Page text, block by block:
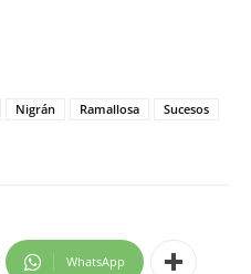
Nigrán Ramallosa
Sucesos
WhatsApp